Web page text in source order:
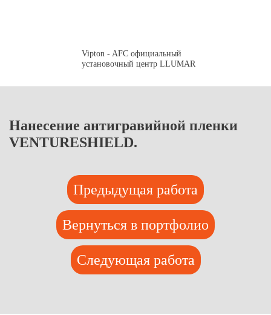
Vipton - AFC официальный
установочный центр LLUMAR
Нанесение антигравийной пленки
VENTURESHIELD.
Предыдущая работа
Вернуться в портфолио
Следующая работа